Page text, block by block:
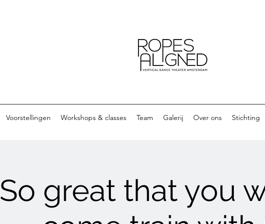
Voorstellingen Workshops & classes Team Galerij Over ons Stichting
So great that you